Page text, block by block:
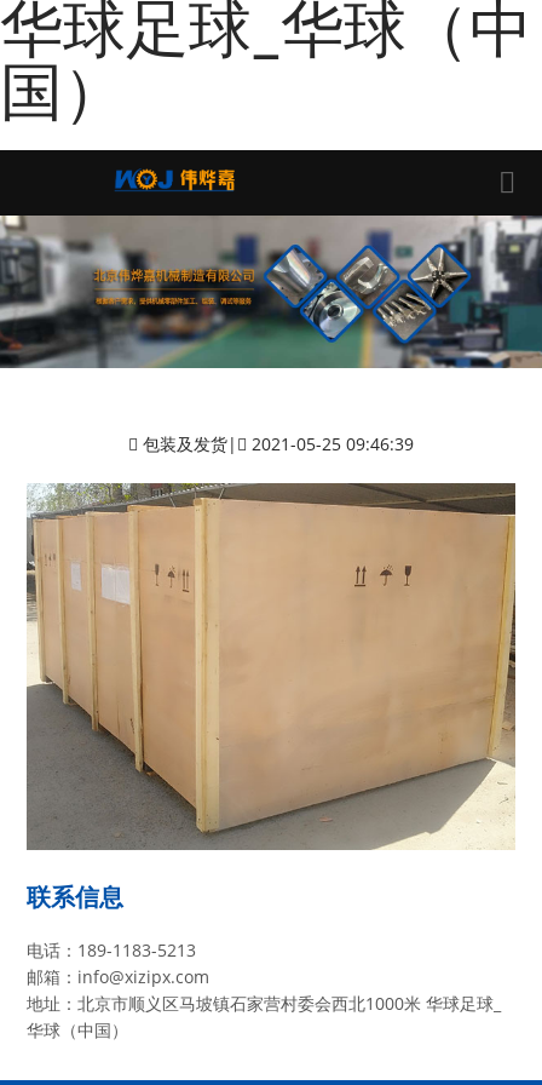
华球足球_华球（中
国）
包装及发货| 2021-05-25 09:46:39
联系信息
电话：189-1183-5213
邮箱：info@xizipx.com
地址：北京市顺义区马坡镇石家营村委会西北1000米 华球足球_
华球（中国）